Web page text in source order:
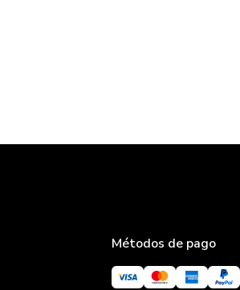
Métodos de pago